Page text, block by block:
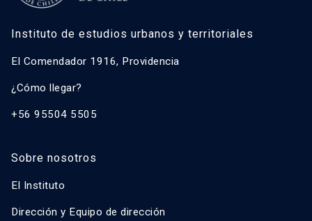
Instituto de estudios urbanos y territoriales
El Comendador 1916, Providencia
¿Cómo llegar?
+56 95504 5505
Sobre nosotros
El Instituto
Dirección y Equipo de dirección